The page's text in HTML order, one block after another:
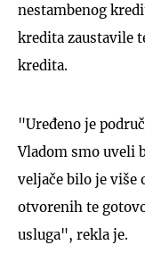
nestambenog
kredita zaustavile
kredita.
"Uređeno je
Vladom smo uveli
veljače bilo je više
otvorenih te
usluga", rekla je.